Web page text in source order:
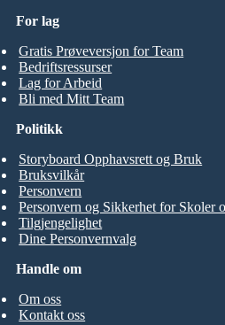
For lag
Gratis Prøveversjon for Team
Bedriftsressurser
Lag for Arbeid
Bli med Mitt Team
Handle om
Om oss
Kontakt oss
Politikk
Storyboard Opphavsrett og Bruk
Bruksvilkår
Personvern
Personvern og Sikkerhet for Skoler
Tilgjengelighet
Dine Personvernvalg